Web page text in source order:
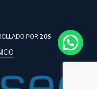
POR 20S